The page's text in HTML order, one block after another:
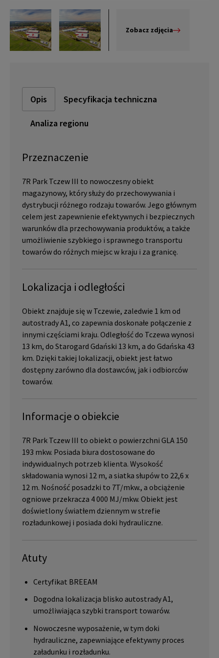
Zobacz zdjęcia
Opis Specyfikacja techniczna
Analiza regionu
Przeznaczenie
7R Park Tczew III to nowoczesny obiekt
magazynowy, który służy do przechowywania i
dystrybucji różnego rodzaju towarów. Jego głównym
celem jest zapewnienie efektywnych i bezpiecznych
warunków dla przechowywania produktów, a także
umożliwienie szybkiego i sprawnego transportu
towarów do różnych miejsc w kraju i za granicę.
Lokalizacja i odległości
Obiekt znajduje się w Tczewie, zaledwie 1 km od
autostrady A1, co zapewnia doskonałe połączenie z
innymi częściami kraju. Odległość do Tczewa wynosi
13 km, do Starogard Gdański 13 km, a do Gdańska 43
km. Dzięki takiej lokalizacji, obiekt jest łatwo
dostępny zarówno dla dostawców, jak i odbiorców
towarów.
Informacje o obiekcie
7R Park Tczew III to obiekt o powierzchni GLA 150
193 mkw. Posiada biura dostosowane do
indywidualnych potrzeb klienta. Wysokość
składowania wynosi 12 m, a siatka słupów to 22,6 x
12 m. Nośność posadzki to 7T/mkw., a obciążenie
ogniowe przekracza 4 000 MJ/mkw. Obiekt jest
doświetlony światłem dziennym w strefie
rozładunkowej i posiada doki hydrauliczne.
Atuty
Certyfikat BREEAM
Dogodna lokalizacja blisko autostrady A1,
umożliwiająca szybki transport towarów.
Nowoczesne wyposażenie, w tym doki
hydrauliczne, zapewniające efektywny proces
załadunku i rozładunku.